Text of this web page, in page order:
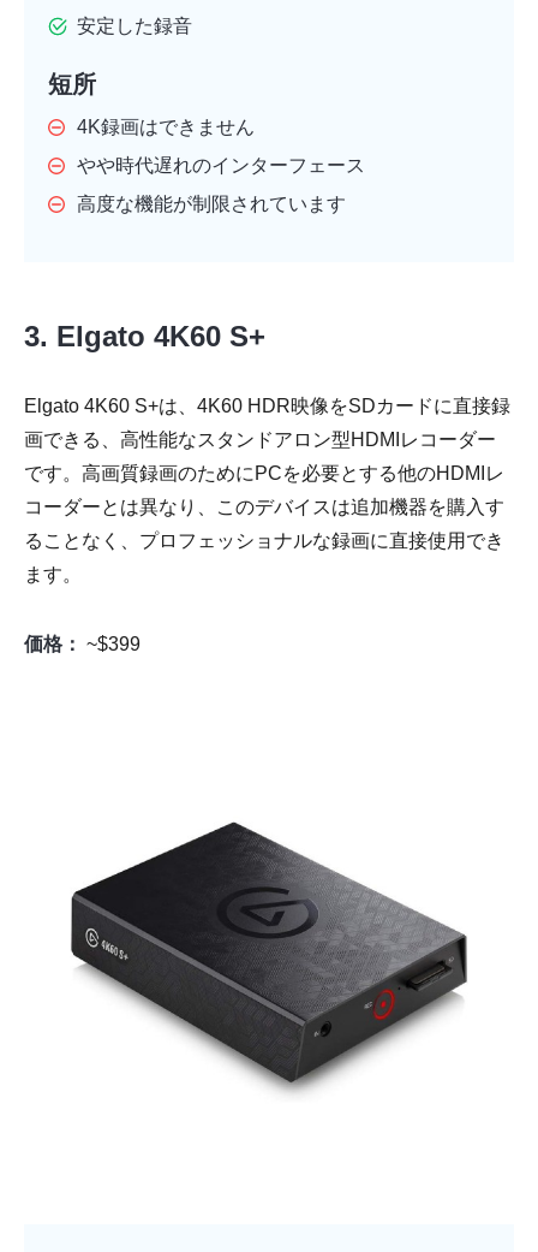
安定した録音
短所
4K録画はできません
やや時代遅れのインターフェース
高度な機能が制限されています
3. Elgato 4K60 S+
Elgato 4K60 S+は、4K60 HDR映像をSDカードに直接録
画できる、高性能なスタンドアロン型HDMIレコーダー
です。高画質録画のためにPCを必要とする他のHDMIレ
コーダーとは異なり、このデバイスは追加機器を購入す
ることなく、プロフェッショナルな録画に直接使用でき
ます。
価格： ~$399